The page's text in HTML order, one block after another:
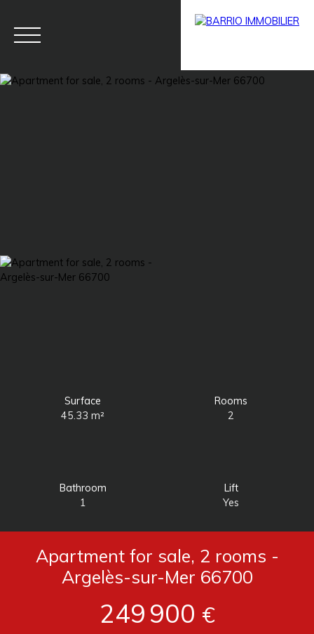
Surface
45.33m²
Rooms
2
Bathroom
1
Lift
Yes
Apartment for sale, 2 rooms -
Argelès-sur-Mer 66700
249 900 €